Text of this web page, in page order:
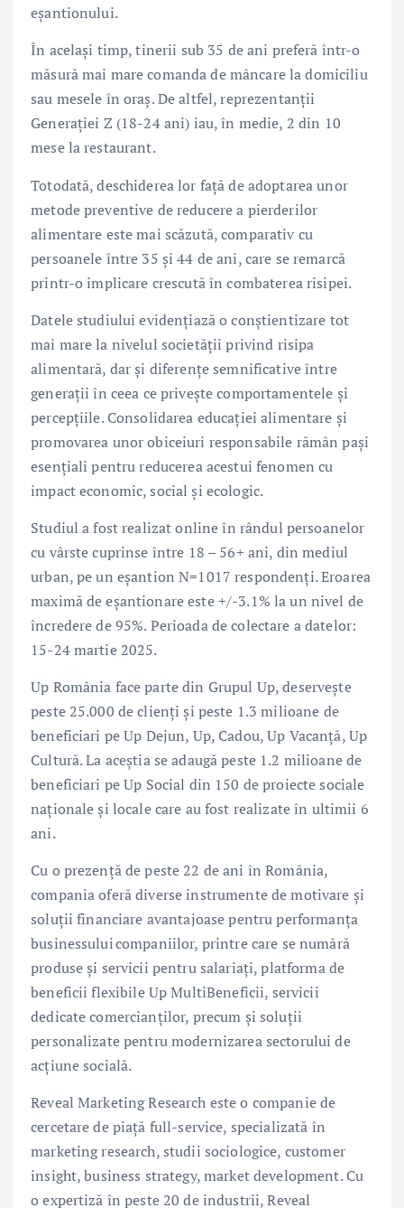
eșantionului.
În același timp, tinerii sub 35 de ani preferă într-o
măsură mai mare comanda de mâncare la domiciliu
sau mesele în oraș. De altfel, reprezentanții
Generației Z (18-24 ani) iau, în medie, 2 din 10
mese la restaurant.
Totodată, deschiderea lor față de adoptarea unor
metode preventive de reducere a pierderilor
alimentare este mai scăzută, comparativ cu
persoanele între 35 și 44 de ani, care se remarcă
printr-o implicare crescută în combaterea risipei.
Datele studiului evidențiază o conștientizare tot
mai mare la nivelul societății privind risipa
alimentară, dar și diferențe semnificative între
generații în ceea ce privește comportamentele și
percepțiile. Consolidarea educației alimentare și
promovarea unor obiceiuri responsabile rămân pași
esențiali pentru reducerea acestui fenomen cu
impact economic, social și ecologic.
Studiul a fost realizat online în rândul persoanelor
cu vârste cuprinse între 18 – 56+ ani, din mediul
urban, pe un eșantion N=1017 respondenți. Eroarea
maximă de eșantionare este +/-3.1% la un nivel de
încredere de 95%. Perioada de colectare a datelor:
15-24 martie 2025.
Up România face parte din Grupul Up, deservește
peste 25.000 de clienți și peste 1.3 milioane de
beneficiari pe Up Dejun, Up, Cadou, Up Vacanță, Up
Cultură. La aceștia se adaugă peste 1.2 milioane de
beneficiari pe Up Social din 150 de proiecte sociale
naționale și locale care au fost realizate în ultimii 6
ani.
Cu o prezență de peste 22 de ani în România,
compania oferă diverse instrumente de motivare și
soluții financiare avantajoase pentru performanța
businessului companiilor, printre care se numără
produse și servicii pentru salariați, platforma de
beneficii flexibile Up MultiBeneficii, servicii
dedicate comercianților, precum și soluții
personalizate pentru modernizarea sectorului de
acțiune socială.
Reveal Marketing Research este o companie de
cercetare de piață full-service, specializată în
marketing research, studii sociologice, customer
insight, business strategy, market development. Cu
o expertiză în peste 20 de industrii, Reveal